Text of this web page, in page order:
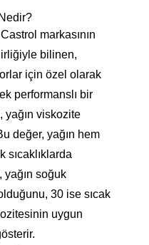
markasının
bilinen,
için özel olarak
performanslı bir
yağın viskozite
değer, yağın hem
sıcaklıklarda
yağın soğuk
30 ise sıcak
uygun